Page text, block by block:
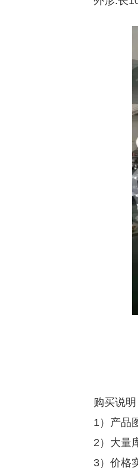
购买说
1）产品
2）大量
3）价格